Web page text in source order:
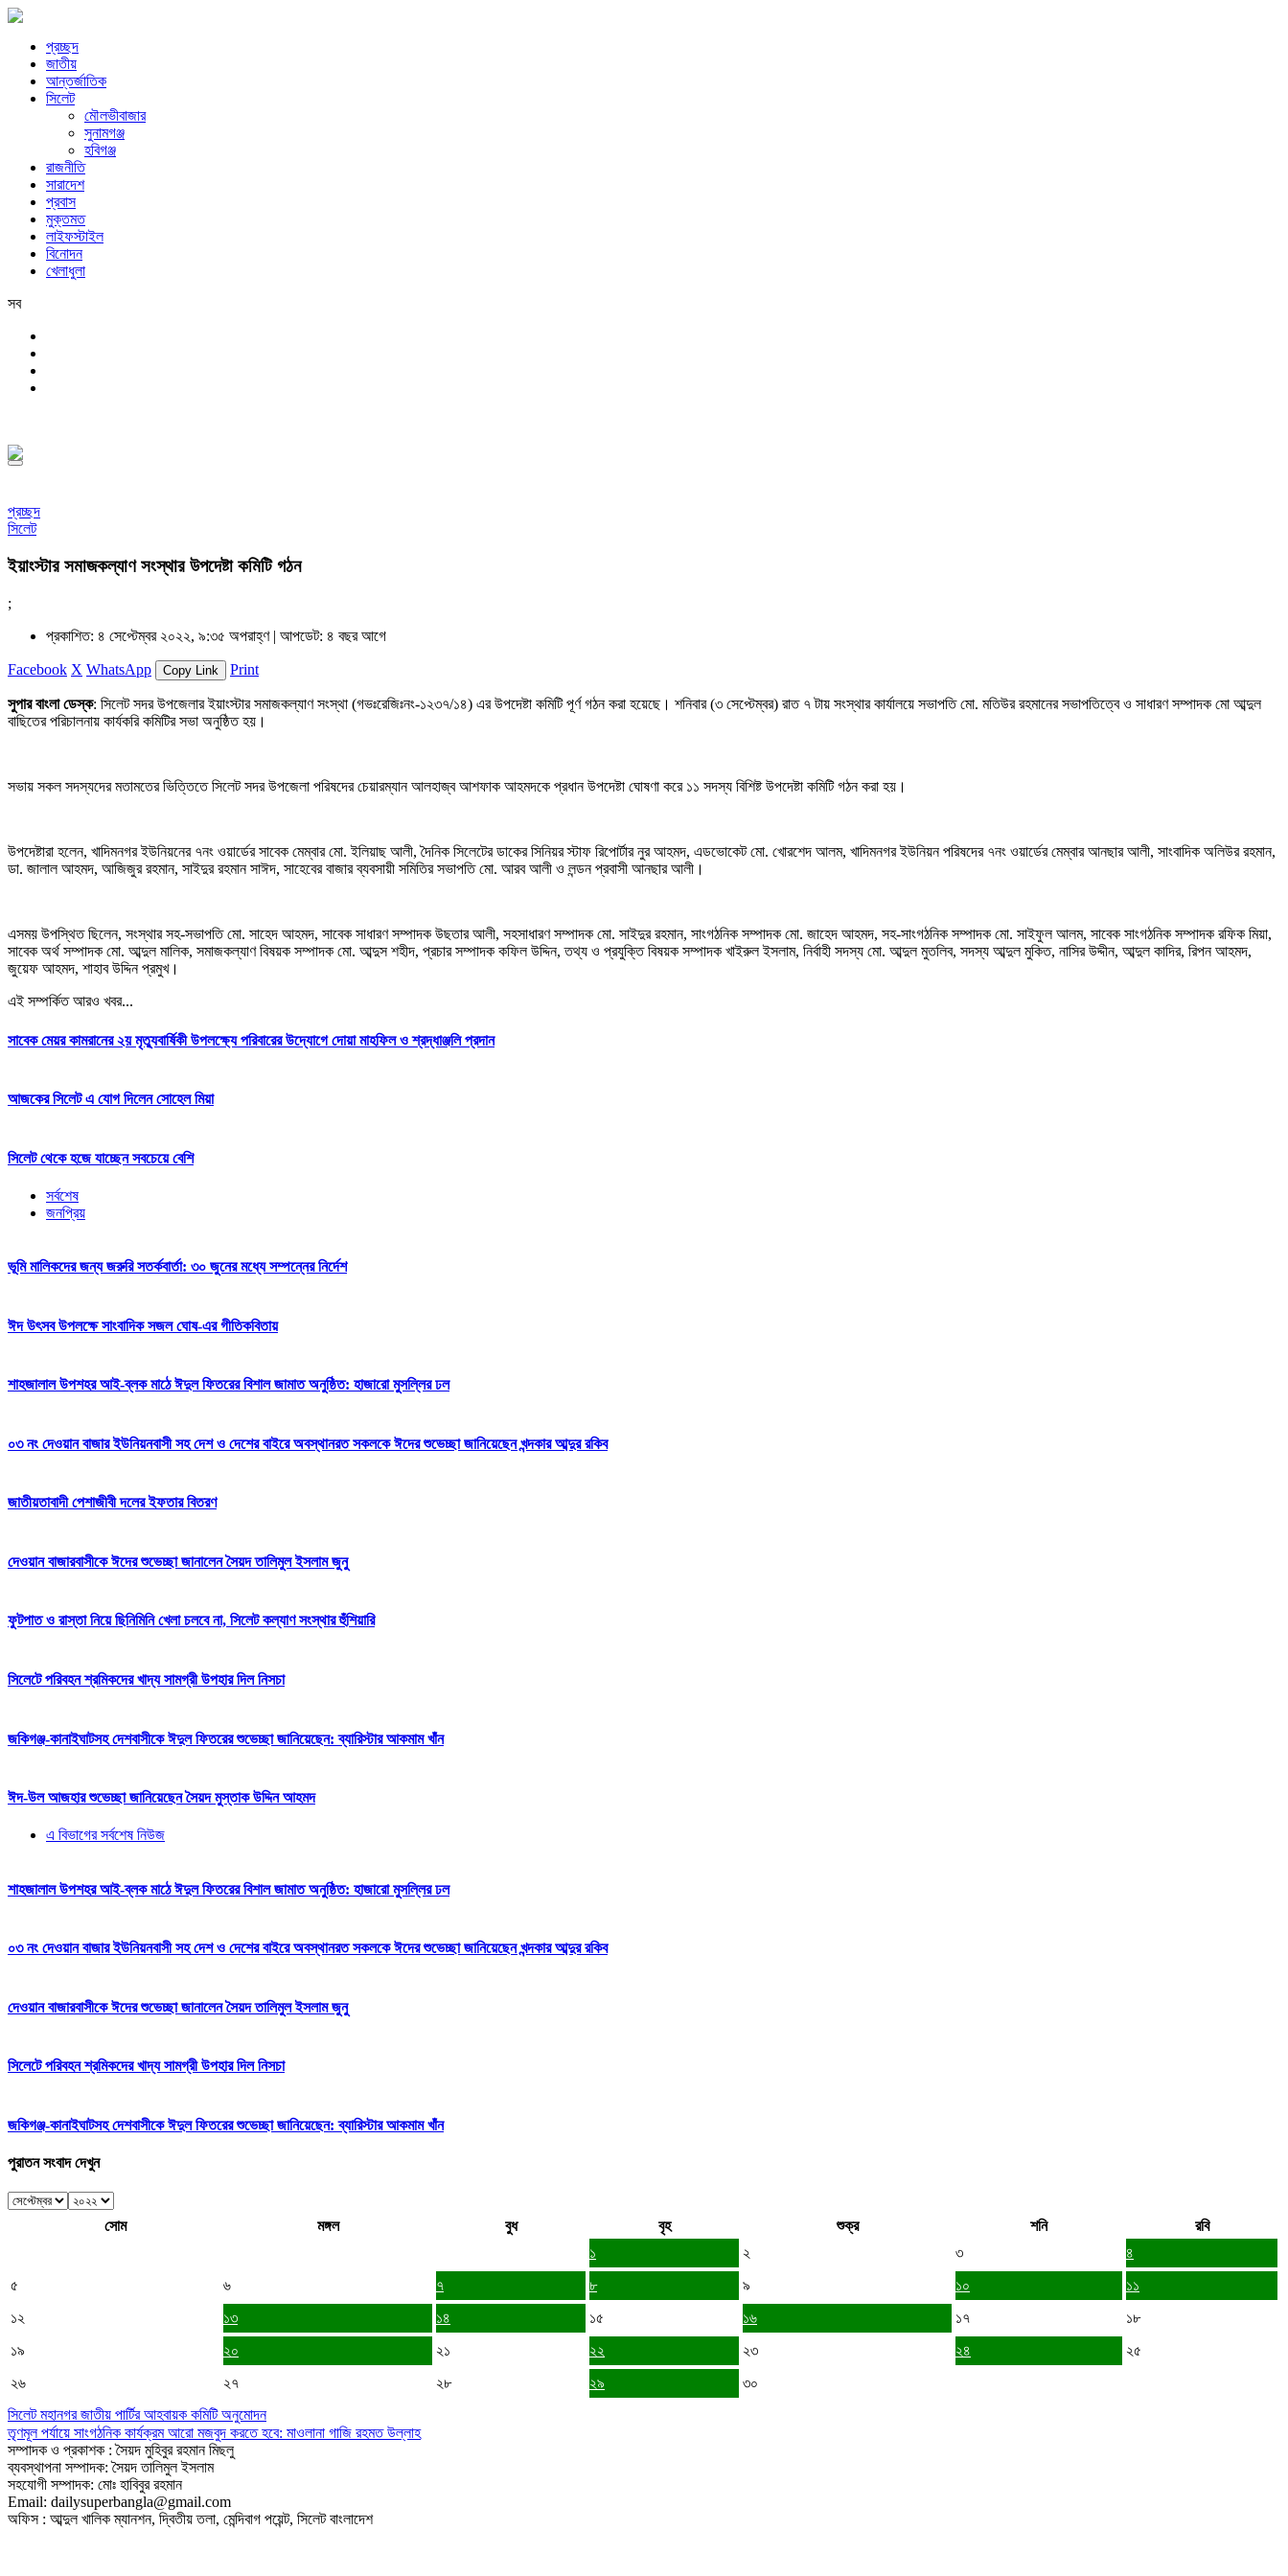
প্রচ্ছদ
জাতীয়
আন্তর্জাতিক
সিলেট
মৌলভীবাজার
সুনামগঞ্জ
হবিগঞ্জ
রাজনীতি
সারাদেশ
প্রবাস
মুক্তমত
লাইফস্টাইল
বিনোদন
খেলাধুলা
সব
প্রচ্ছদ
সিলেট
ইয়াংস্টার সমাজকল্যাণ সংস্থার উপদেষ্টা কমিটি গঠন
;
প্রকাশিত: ৪ সেপ্টেম্বর ২০২২, ৯:৩৫ অপরাহ্ণ | আপডেট: ৪ বছর আগে
Facebook X WhatsApp Copy Link Print
সুপার বাংলা ডেস্ক: সিলেট সদর উপজেলার ইয়াংস্টার সমাজকল্যাণ সংস্থা (গভঃরেজিঃনং-১২৩৭/১৪) এর উপদেষ্টা কমিটি পূর্ণ গঠন করা হয়েছে। শনিবার (৩ সেপ্টেম্বর) রাত ৭ টায় সংস্থার কার্যালয়ে সভাপতি মো. মতিউর রহমানের সভাপতিত্বে ও সাধারণ সম্পাদক মো আব্দুল
বাছিতের পরিচালনায় কার্যকরি কমিটির সভা অনুষ্ঠিত হয়।
সভায় সকল সদস্যদের মতামতের ভিত্তিতে সিলেট সদর উপজেলা পরিষদের চেয়ারম্যান আলহাজ্ব আশফাক আহমদকে প্রধান উপদেষ্টা ঘোষণা করে ১১ সদস্য বিশিষ্ট উপদেষ্টা কমিটি গঠন করা হয়।
উপদেষ্টারা হলেন, খাদিমনগর ইউনিয়নের ৭নং ওয়ার্ডের সাবেক মেম্বার মো. ইলিয়াছ আলী, দৈনিক সিলেটের ডাকের সিনিয়র স্টাফ রিপোর্টার নুর আহমদ, এডভোকেট মো. খোরশেদ আলম, খাদিমনগর ইউনিয়ন পরিষদের ৭নং ওয়ার্ডের মেম্বার আনছার আলী, সাংবাদিক অলিউর রহমান,
ডা. জালাল আহমদ, আজিজুর রহমান, সাইদুর রহমান সাঈদ, সাহেবের বাজার ব্যবসায়ী সমিতির সভাপতি মো. আরব আলী ও লন্ডন প্রবাসী আনছার আলী।
এসময় উপস্থিত ছিলেন, সংস্থার সহ-সভাপতি মো. সাহেদ আহমদ, সাবেক সাধারণ সম্পাদক উছতার আলী, সহসাধারণ সম্পাদক মো. সাইদুর রহমান, সাংগঠনিক সম্পাদক মো. জাহেদ আহমদ, সহ-সাংগঠনিক সম্পাদক মো. সাইফুল আলম, সাবেক সাংগঠনিক সম্পাদক রফিক মিয়া,
সাবেক অর্থ সম্পাদক মো. আব্দুল মালিক, সমাজকল্যাণ বিষয়ক সম্পাদক মো. আব্দুস শহীদ, প্রচার সম্পাদক কফিল উদ্দিন, তথ্য ও প্রযুক্তি বিষয়ক সম্পাদক খাইরুল ইসলাম, নির্বাহী সদস্য মো. আব্দুল মুতলিব, সদস্য আব্দুল মুকিত, নাসির উদ্দীন, আব্দুল কাদির, রিপন আহমদ,
জুয়েফ আহমদ, শাহাব উদ্দিন প্রমুখ।
এই সম্পর্কিত আরও খবর...
সাবেক মেয়র কামরানের ২য় মৃত্যুবার্ষিকী উপলক্ষ্যে পরিবারের উদ্যোগে দোয়া মাহফিল ও শ্রদ্ধাঞ্জলি প্রদান
আজকের সিলেট এ যোগ দিলেন সোহেল মিয়া
সিলেট থেকে হজে যাচ্ছেন সবচেয়ে বেশি
সর্বশেষ
জনপ্রিয়
ভূমি মালিকদের জন্য জরুরি সতর্কবার্তা: ৩০ জুনের মধ্যে সম্পন্নের নির্দেশ
ঈদ উৎসব উপলক্ষে সাংবাদিক সজল ঘোষ-এর গীতিকবিতায়
শাহজালাল উপশহর আই-ব্লক মাঠে ঈদুল ফিতরের বিশাল জামাত অনুষ্ঠিত: হাজারো মুসল্লির ঢল
০৩ নং দেওয়ান বাজার ইউনিয়নবাসী সহ দেশ ও দেশের বাইরে অবস্থানরত সকলকে ঈদের শুভেচ্ছা জানিয়েছেন খন্দকার আব্দুর রকিব
জাতীয়তাবাদী পেশাজীবী দলের ইফতার বিতরণ
দেওয়ান বাজারবাসীকে ঈদের শুভেচ্ছা জানালেন সৈয়দ তালিমুল ইসলাম জুনু
ফুটপাত ও রাস্তা নিয়ে ছিনিমিনি খেলা চলবে না, সিলেট কল্যাণ সংস্থার হুঁশিয়ারি
সিলেটে পরিবহন শ্রমিকদের খাদ্য সামগ্রী উপহার দিল নিসচা
জকিগঞ্জ-কানাইঘাটসহ দেশবাসীকে ঈদুল ফিতরের শুভেচ্ছা জানিয়েছেন: ব্যারিস্টার আকমাম খাঁন
ঈদ-উল আজহার শুভেচ্ছা জানিয়েছেন সৈয়দ মুস্তাক উদ্দিন আহমদ
এ বিভাগের সর্বশেষ নিউজ
শাহজালাল উপশহর আই-ব্লক মাঠে ঈদুল ফিতরের বিশাল জামাত অনুষ্ঠিত: হাজারো মুসল্লির ঢল
০৩ নং দেওয়ান বাজার ইউনিয়নবাসী সহ দেশ ও দেশের বাইরে অবস্থানরত সকলকে ঈদের শুভেচ্ছা জানিয়েছেন খন্দকার আব্দুর রকিব
দেওয়ান বাজারবাসীকে ঈদের শুভেচ্ছা জানালেন সৈয়দ তালিমুল ইসলাম জুনু
সিলেটে পরিবহন শ্রমিকদের খাদ্য সামগ্রী উপহার দিল নিসচা
জকিগঞ্জ-কানাইঘাটসহ দেশবাসীকে ঈদুল ফিতরের শুভেচ্ছা জানিয়েছেন: ব্যারিস্টার আকমাম খাঁন
পুরাতন সংবাদ দেখুন
সোম মঙ্গল বুধ বৃহ শুক্র শনি
রবি
১
২ ৩
৪
৫
৬ ৭ ৮ ৯ ১০
১১
১২
১৩ ১৪ ১৫ ১৬ ১৭
১৮
১৯
২০ ২১ ২২ ২৩ ২৪
২৫
২৬
২৭ ২৮ ২৯
৩০
সিলেট মহানগর জাতীয় পার্টির আহবায়ক কমিটি অনুমোদন
তৃণমূল পর্যায়ে সাংগঠনিক কার্যক্রম আরো মজবুদ করতে হবে: মাওলানা গাজি রহমত উল্লাহ
সম্পাদক ও প্রকাশক : সৈয়দ মুহিবুর রহমান মিছলু
ব্যবস্থাপনা সম্পাদক: সৈয়দ তালিমুল ইসলাম
সহযোগী সম্পাদক: মোঃ হাবিবুর রহমান
Email: dailysuperbangla@gmail.com
অফিস : আব্দুল খালিক ম্যানশন, দ্বিতীয় তলা, মেন্দিবাগ পয়েন্ট, সিলেট বাংলাদেশ